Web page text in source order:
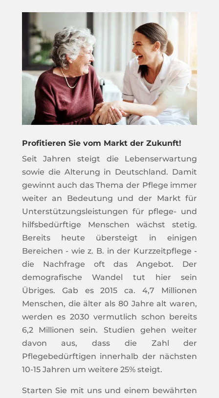
Profitieren Sie vom Markt der Zukunft!
Seit Jahren steigt die Lebenserwartung
sowie die Alterung in Deutschland. Damit
gewinnt auch das Thema der Pflege immer
weiter an Bedeutung und der Markt für
Unterstützungsleistungen für pflege- und
hilfsbedürftige Menschen wächst stetig.
Bereits heute übersteigt in einigen
Bereichen - wie z. B. in der Kurzzeitpflege -
die Nachfrage oft das Angebot. Der
demografische Wandel tut hier sein
Übriges. Gab es 2015 ca. 4,7 Millionen
Menschen, die älter als 80 Jahre alt waren,
werden es 2030 vermutlich schon bereits
6,2 Millionen sein. Studien gehen weiter
davon aus, dass die Zahl der
Pflegebedürftigen innerhalb der nächsten
10-15 Jahren um weitere 25% steigt.
Starten Sie mit uns und einem bewährten